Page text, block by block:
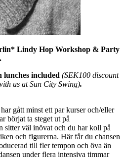
Lindy Hop Workshop & Party
lunches included (SEK100 discount
us at Sun City Swing).
gått minst ett par kurser och/eller
börjat ta steget ut på
sitter väl inövat och du har koll på
och figurerna. Här får du chansen
till fler tempon och öva än
under flera intensiva timmar